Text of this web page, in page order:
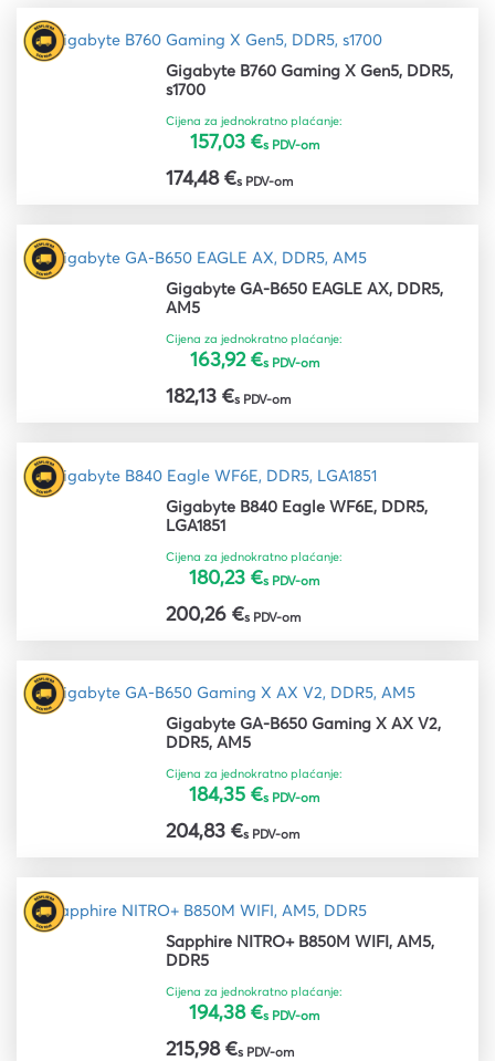
Gigabyte B760 Gaming X Gen5, DDR5,
s1700
Cijena za jednokratno plaćanje:
157,03 €s PDV-om
174,48 €s PDV-om
Gigabyte GA-B650 EAGLE AX, DDR5,
AM5
Cijena za jednokratno plaćanje:
163,92 €s PDV-om
182,13 €s PDV-om
Gigabyte B840 Eagle WF6E, DDR5,
LGA1851
Cijena za jednokratno plaćanje:
180,23 €s PDV-om
200,26 €s PDV-om
Gigabyte GA-B650 Gaming X AX V2,
DDR5, AM5
Cijena za jednokratno plaćanje:
184,35 €s PDV-om
204,83 €s PDV-om
Sapphire NITRO+ B850M WIFI, AM5,
DDR5
Cijena za jednokratno plaćanje:
194,38 €s PDV-om
215,98 €s PDV-om